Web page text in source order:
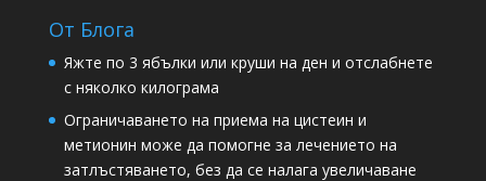
От Блога
Яжте по 3 ябълки или круши на ден и отслабнете
с няколко килограма
Ограничаването на приема на цистеин и
метионин може да помогне за лечението на
затлъстяването, без да се налага увеличаване